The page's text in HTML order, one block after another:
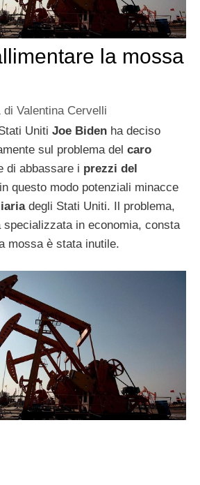
la mossa
di Valentina Cervelli
Uniti Joe Biden ha deciso
sul problema del caro
di abbassare i prezzi del
questo modo potenziali minacce
degli Stati Uniti. Il problema,
specializzata in economia, consta
mossa è stata inutile.